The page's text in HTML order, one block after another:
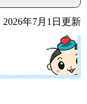
年7月1日更新